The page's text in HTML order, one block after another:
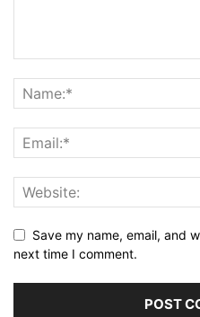
Save my name, email, and
next time I comment.